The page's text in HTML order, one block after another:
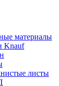
материалы
Knauf
листы